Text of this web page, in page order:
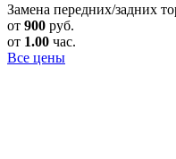
Замена передних/задних
от 900 руб.
от 1.00 час.
Все цены